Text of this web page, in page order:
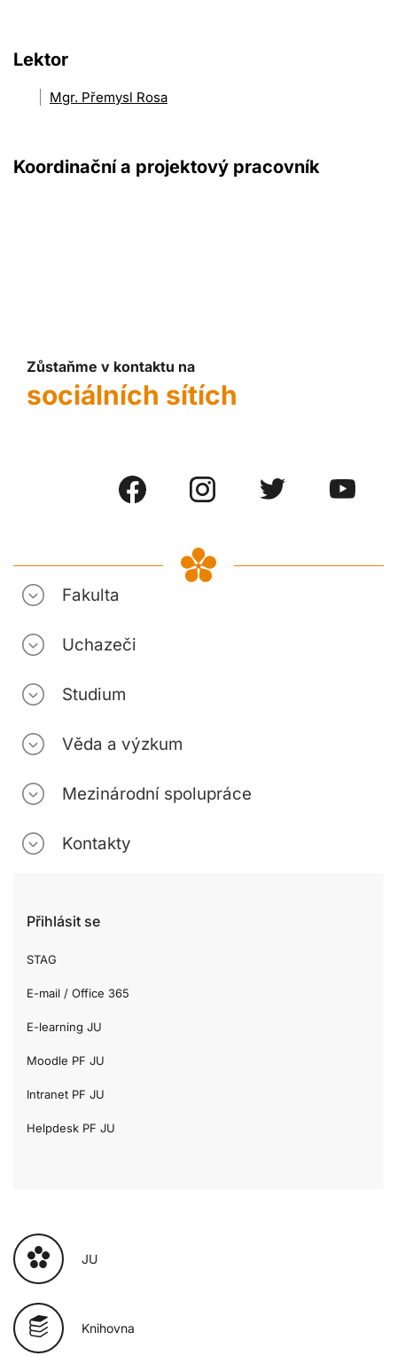
Lektor
Mgr. Přemysl Rosa
Koordinační a projektový pracovník
Zůstaňme v kontaktu na
sociálních sítích
Fakulta
Uchazeči
Studium
Věda a výzkum
Mezinárodní spolupráce
Kontakty
Přihlásit se
STAG
E-mail / Office 365
E-learning JU
Moodle PF JU
Intranet PF JU
Helpdesk PF JU
JU
Knihovna